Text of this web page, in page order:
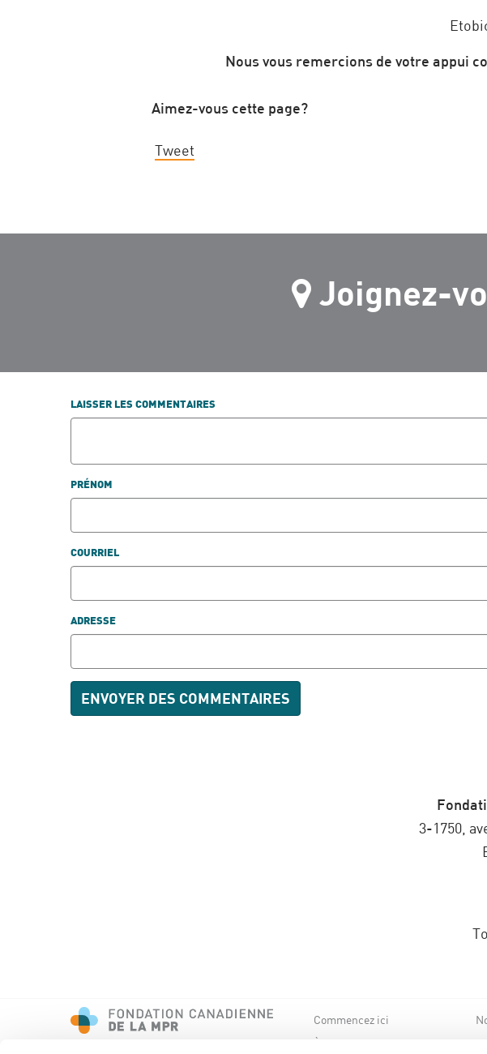
Nous vous remercions de votre appui
Aimez-vous cette page?
Tweet
Joignez-
LAISSER LES COMMENTAIRES
PRÉNOM
COURRIEL
ADRESSE
3-1750,
Commencez ici
À propos de nous